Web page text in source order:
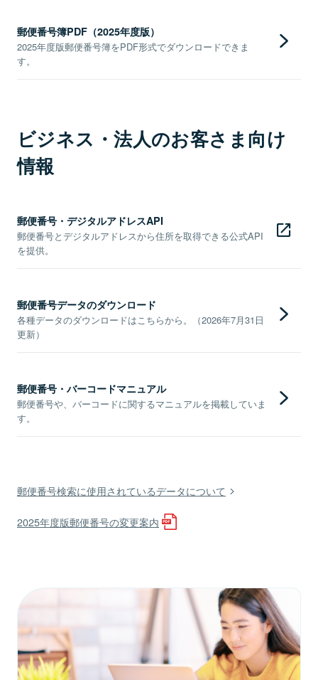
郵便番号簿PDF（2025年度版）
2025年度版郵便番号簿をPDF形式でダウンロードできま
す。
ビジネス・法人のお客さま向け
情報
郵便番号・デジタルアドレスAPI
郵便番号とデジタルアドレスから住所を取得できる公式API
を提供。
郵便番号データのダウンロード
各種データのダウンロードはこちらから。（2026年7月31日
更新）
郵便番号・バーコードマニュアル
郵便番号や、バーコードに関するマニュアルを掲載していま
す。
郵便番号検索に使用されているデータについて
2025年度版郵便番号の変更案内